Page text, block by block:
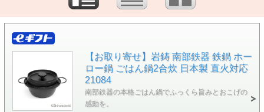
【お取り寄せ】岩鋳 南部鉄器 鉄鍋 ホー
ロー鍋 ごはん鍋2合炊 日本製 直火対応
21084
南部鉄器の本格ごはん鍋でふっくら旨みとおこげの
感動を。